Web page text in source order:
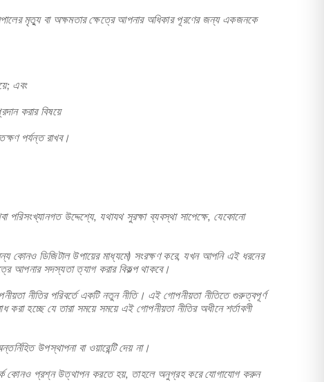
মৃত্যু বা অক্ষমতার ক্ষেত্রে আপনার অধিকার পূরণের জন্য একজনকে
এবং
করার বিষয়ে
পর্যন্ত রাখব।
উদ্দেশ্যে, যথাযথ সুরক্ষা ব্যবস্থা সাপেক্ষে, যেকোনো
কোনও ডিজিটাল উপায়ের মাধ্যমে) সংরক্ষণ করে, যখন আপনি এই ধরনের
আপনার সদস্যতা ত্যাগ করার বিকল্প থাকবে।
নীতির পরিবর্তে একটি নতুন নীতি। এই গোপনীয়তা নীতিতে গুরুত্বপূর্ণ
হচ্ছে যে তারা সময়ে সময়ে এই গোপনীয়তা নীতির অধীনে শর্তাবলী
উপস্থাপনা বা ওয়ারেন্টি দেয় না।
কোনও প্রশ্ন উত্থাপন করতে হয়, তাহলে অনুগ্রহ করে যোগাযোগ করুন